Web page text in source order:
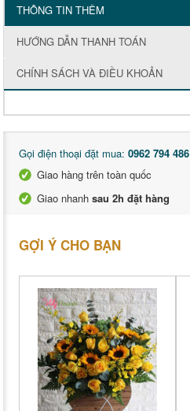
THÔNG TIN THÊM
HƯỚNG DẪN THANH TOÁN
CHÍNH SÁCH VÀ ĐIỀU KHOẢN
Gọi điện thoại đặt mua: 0962 794 486
Giao hàng trên toàn quốc
Giao nhanh sau 2h đặt hàng
GỢI Ý CHO BẠN